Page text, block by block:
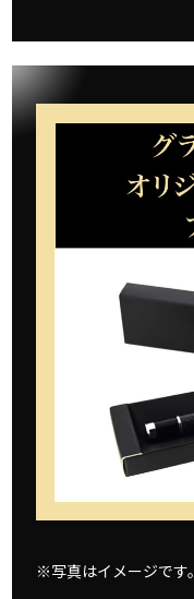
※写真はイメージです。